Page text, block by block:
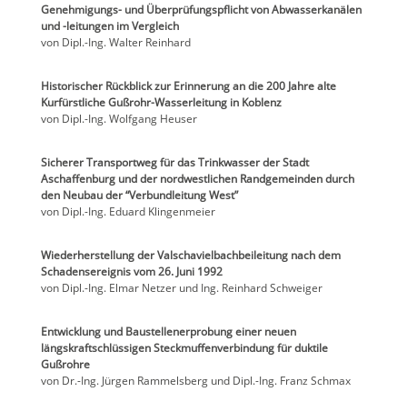
Genehmigungs- und Überprüfungspflicht von Abwasserkanälen
und -leitungen im Vergleich
von Dipl.-Ing. Walter Reinhard
Historischer Rückblick zur Erinnerung an die 200 Jahre alte
Kurfürstliche Gußrohr-Wasserleitung in Koblenz
von Dipl.-Ing. Wolfgang Heuser
Sicherer Transportweg für das Trinkwasser der Stadt
Aschaffenburg und der nordwestlichen Randgemeinden durch
den Neubau der “Verbundleitung West”
von Dipl.-Ing. Eduard Klingenmeier
Wiederherstellung der Valschavielbachbeileitung nach dem
Schadensereignis vom 26. Juni 1992
von Dipl.-Ing. Elmar Netzer und Ing. Reinhard Schweiger
Entwicklung und Baustellenerprobung einer neuen
längskraftschlüssigen Steckmuffenverbindung für duktile
Gußrohre
von Dr.-Ing. Jürgen Rammelsberg und Dipl.-Ing. Franz Schmax